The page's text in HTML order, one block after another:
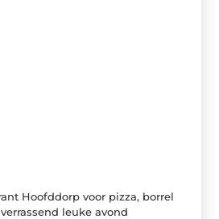
Hoofddorp voor pizza, borrel
leuke avond